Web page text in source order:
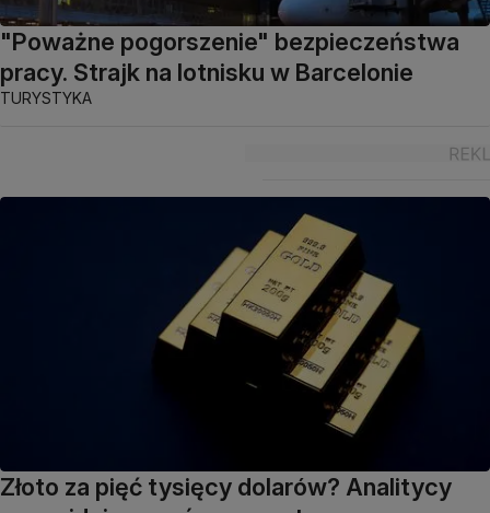
"Poważne pogorszenie" bezpieczeństwa
pracy. Strajk na lotnisku w Barcelonie
TURYSTYKA
Złoto za pięć tysięcy dolarów? Analitycy